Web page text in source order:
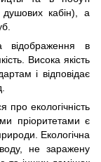
кабін), а
в
Висока якість
і відповідає
про екологічність
пріоритетами є
Екологічна
не заражену